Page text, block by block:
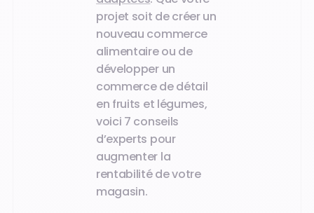
projet soit de créer un
nouveau commerce
alimentaire ou de
développer un
commerce de détail
en fruits et légumes,
voici 7 conseils
d’experts pour
augmenter la
rentabilité de votre
magasin.